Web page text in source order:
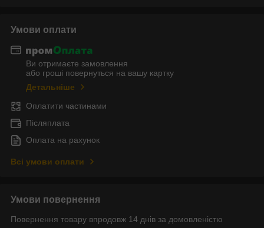
Умови оплати
Ви отримаєте замовлення
або гроші повернуться на вашу картку
Детальніше
Оплатити частинами
Післяплата
Оплата на рахунок
Всі умови оплати
Умови повернення
Повернення товару впродовж 14 днів за домовленістю